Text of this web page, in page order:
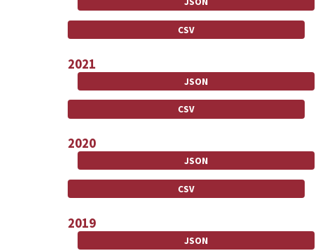
CSV
2021
JSON
CSV
2020
JSON
CSV
2019
JSON